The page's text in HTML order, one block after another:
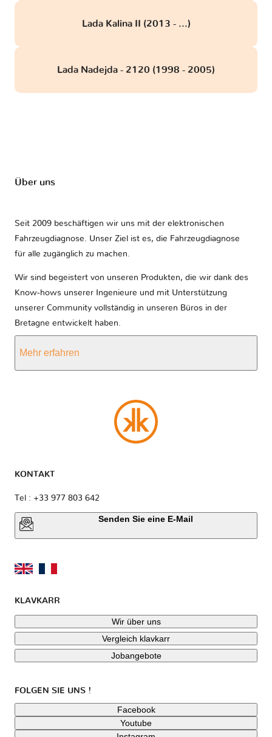
Lada Kalina II (2013 - ...)
Lada Nadejda - 2120 (1998 - 2005)
Über uns
Seit 2009 beschäftigen wir uns mit der elektronischen
Fahrzeugdiagnose. Unser Ziel ist es, die Fahrzeugdiagnose
für alle zugänglich zu machen.
Wir sind begeistert von unseren Produkten, die wir dank des
Know-hows unserer Ingenieure und mit Unterstützung
unserer Community vollständig in unseren Büros in der
Bretagne entwickelt haben.
Mehr erfahren
KONTAKT
Tel : +33 977 803 642
Senden Sie eine E-Mail
KLAVKARR
Wir über uns
Vergleich klavkarr
Jobangebote
FOLGEN SIE UNS !
Facebook
Youtube